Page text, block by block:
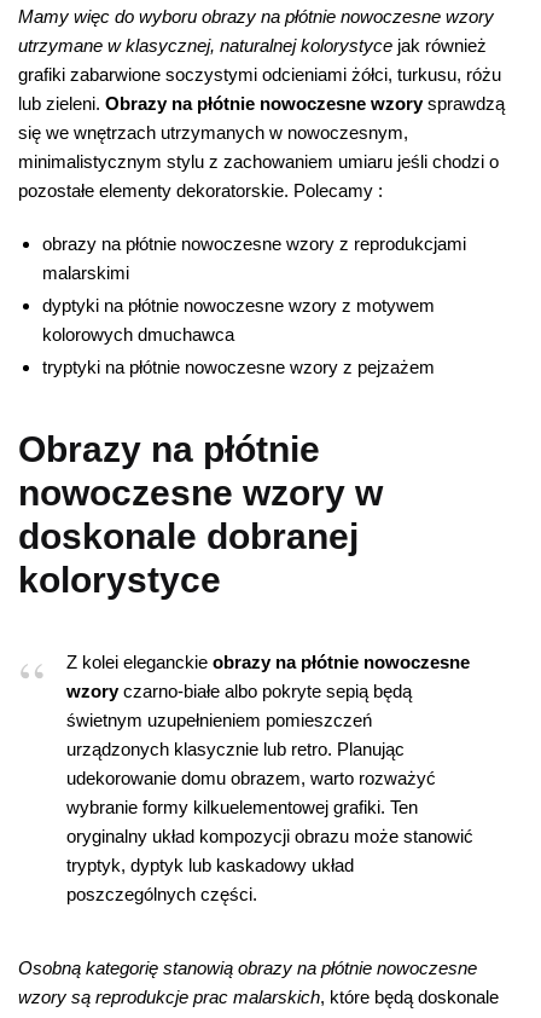
Mamy więc do wyboru obrazy na płótnie nowoczesne wzory
utrzymane w klasycznej, naturalnej kolorystyce jak również
grafiki zabarwione soczystymi odcieniami żółci, turkusu, różu
lub zieleni. Obrazy na płótnie nowoczesne wzorysprawdzą
się we wnętrzach utrzymanych w nowoczesnym,
minimalistycznym stylu z zachowaniem umiaru jeśli chodzi o
pozostałe elementy dekoratorskie. Polecamy :
obrazy na płótnie nowoczesne wzory z reprodukcjami
malarskimi
dyptyki na płótnie nowoczesne wzory z motywem
kolorowych dmuchawca
tryptyki na płótnie nowoczesne wzory z pejzażem
Obrazy na płótnie
nowoczesne wzory w
doskonale dobranej
kolorystyce
Z kolei eleganckie obrazy na płótnie nowoczesne
wzoryczarno-białe albo pokryte sepią będą
świetnym uzupełnieniem pomieszczeń
urządzonych klasycznie lub retro. Planując
udekorowanie domu obrazem, warto rozważyć
wybranie formy kilkuelementowej grafiki. Ten
oryginalny układ kompozycji obrazu może stanowić
tryptyk, dyptyk lub kaskadowy układ
poszczególnych części.
Osobną kategorię stanowią obrazy na płótnie nowoczesne
wzory są reprodukcje prac malarskich, które będą doskonale